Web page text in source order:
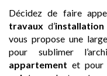
Décidez de faire
travaux d’installation
vous propose une
pour sublimer
appartement et pour